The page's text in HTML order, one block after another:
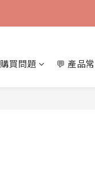
購買問題 💬 產品